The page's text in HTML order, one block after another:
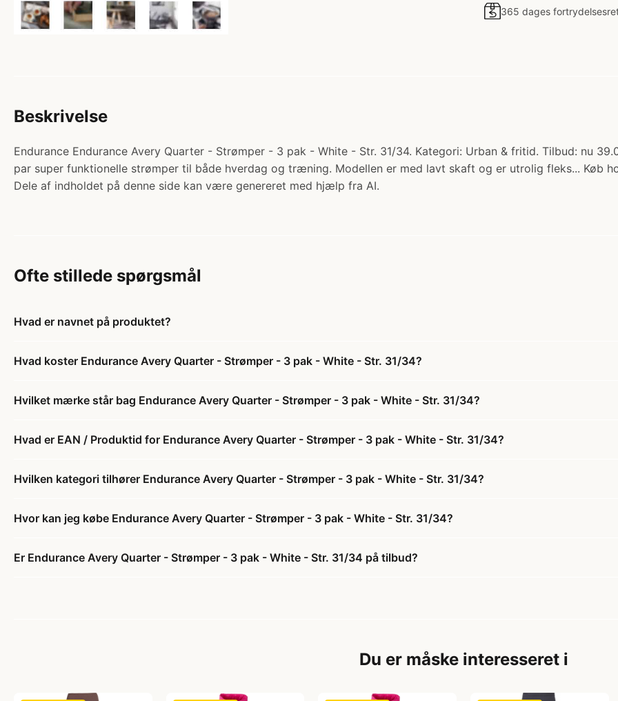
365 dages
Beskrivelse
Endurance Endurance Avery Quarter - Strømper - 3 pak - White - Str. 31/34. Kategori: Urban & fritid. Tilbud: nu
par super funktionelle strømper til både hverdag og træning. Modellen er med lavt skaft og er utrolig fleks... Køb
Dele af indholdet på denne side kan være genereret med hjælp fra AI.
Ofte stillede spørgsmål
Hvad er navnet på produktet?
Hvad koster Endurance Avery Quarter - Strømper - 3 pak - White - Str. 31/34?
Hvilket mærke står bag Endurance Avery Quarter - Strømper - 3 pak - White - Str. 31/34?
Hvad er EAN / Produktid for Endurance Avery Quarter - Strømper - 3 pak - White - Str. 31/34?
Hvilken kategori tilhører Endurance Avery Quarter - Strømper - 3 pak - White - Str. 31/34?
Hvor kan jeg købe Endurance Avery Quarter - Strømper - 3 pak - White - Str. 31/34?
Er Endurance Avery Quarter - Strømper - 3 pak - White - Str. 31/34 på tilbud?
Du er måske interesseret i